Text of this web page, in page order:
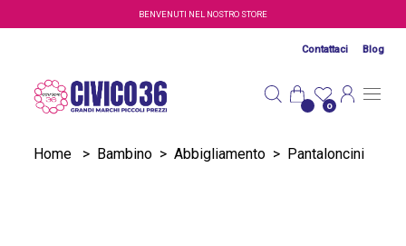
Salta al contenuto principaleBENVENUTI NEL NOSTRO STORE
Contattaci Blog
0
Home > Bambino > Abbigliamento > Pantaloncini